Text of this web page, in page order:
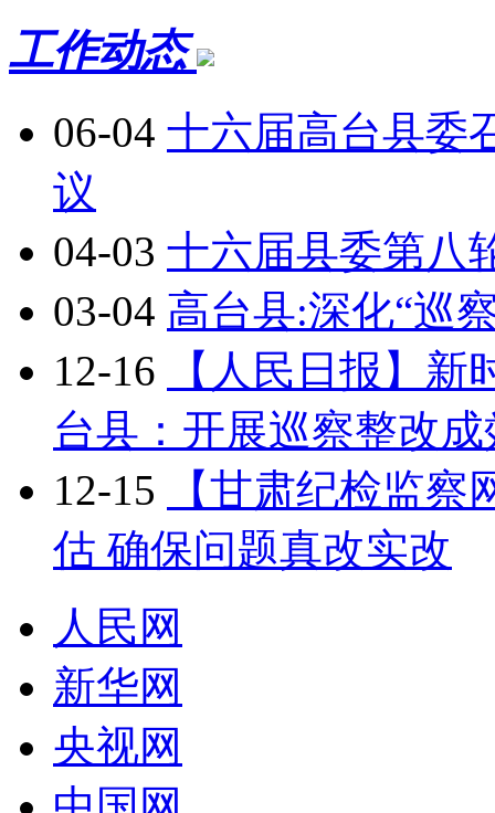
工作动态
06-04 十六届高台县委
议
04-03 十六届县委第八
03-04 高台县:深化“巡
12-16
【人民日报】
台县：开展巡察整改
12-15
【甘肃纪检监
估 确保问题真改实改
人民网
新华网
央视网